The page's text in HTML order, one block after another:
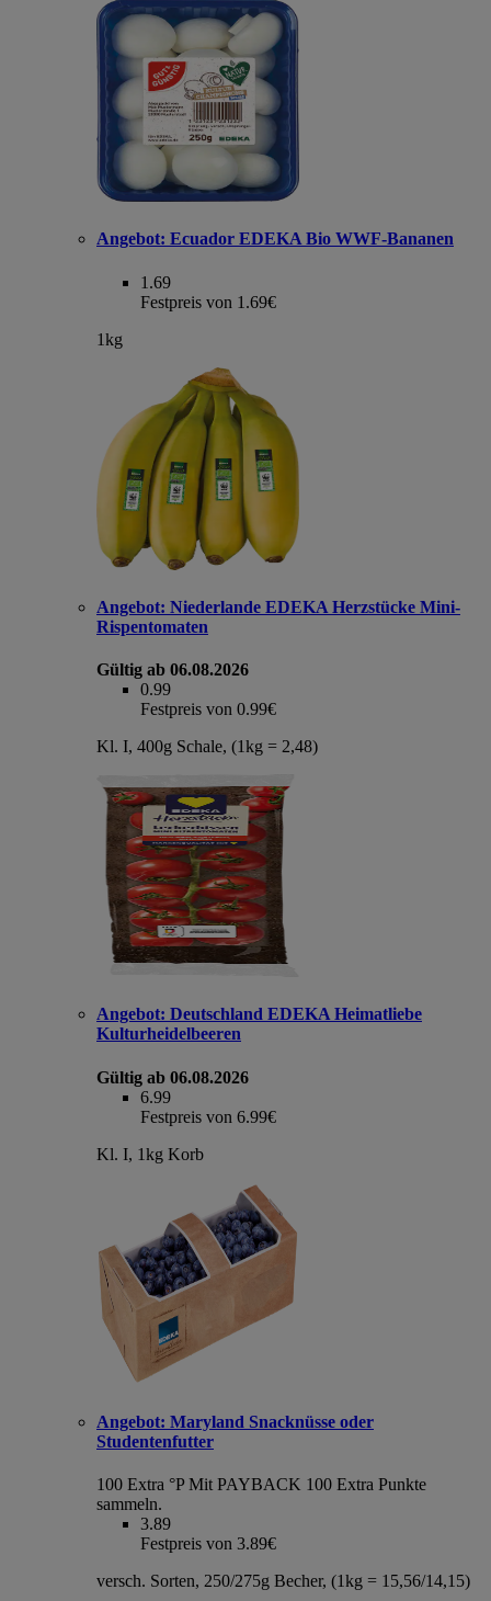
Angebot: Ecuador EDEKA Bio WWF-Bananen
1.69
Festpreis von 1.69€
1kg
Angebot: Niederlande EDEKA Herzstücke Mini-
Rispentomaten
Gültig ab 06.08.2026
0.99
Festpreis von 0.99€
Kl. I, 400g Schale, (1kg = 2,48)
Angebot: Deutschland EDEKA Heimatliebe
Kulturheidelbeeren
Gültig ab 06.08.2026
6.99
Festpreis von 6.99€
Kl. I, 1kg Korb
Angebot: Maryland Snacknüsse oder
Studentenfutter
100 Extra °P Mit PAYBACK 100 Extra Punkte
sammeln.
3.89
Festpreis von 3.89€
versch. Sorten, 250/275g Becher, (1kg = 15,56/14,15)